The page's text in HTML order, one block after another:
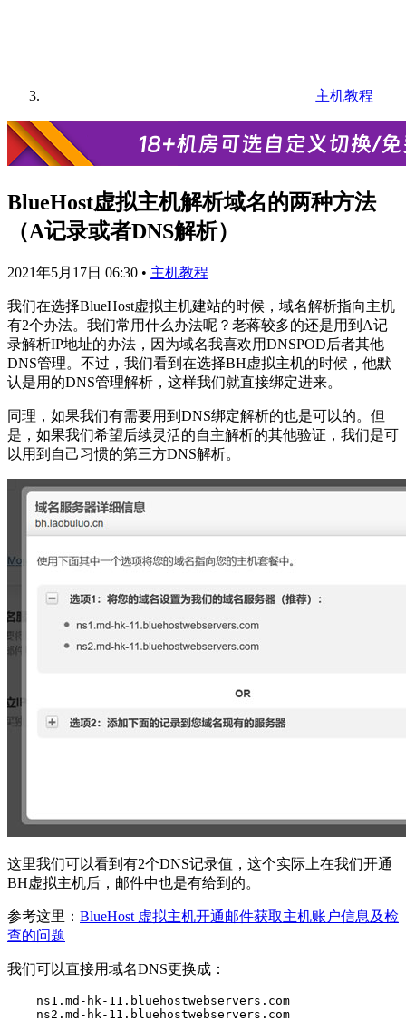
主机教程
BlueHost虚拟主机解析域名的两种方法
（A记录或者DNS解析）
2021年5月17日 06:30 • 主机教程
我们在选择BlueHost虚拟主机建站的时候，域名解析指向主机
有2个办法。我们常用什么办法呢？老蒋较多的还是用到A记
录解析IP地址的办法，因为域名我喜欢用DNSPOD后者其他
DNS管理。不过，我们看到在选择BH虚拟主机的时候，他默
认是用的DNS管理解析，这样我们就直接绑定进来。
同理，如果我们有需要用到DNS绑定解析的也是可以的。但
是，如果我们希望后续灵活的自主解析的其他验证，我们是可
以用到自己习惯的第三方DNS解析。
这里我们可以看到有2个DNS记录值，这个实际上在我们开通
BH虚拟主机后，邮件中也是有给到的。
参考这里： BlueHost 虚拟主机开通邮件获取主机账户信息及检
查的问题
我们可以直接用域名DNS更换成：
    ns1.md-hk-11.bluehostwebservers.com